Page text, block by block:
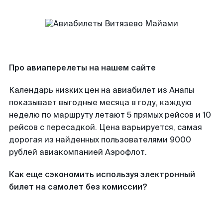
Про авиаперелеты на нашем сайте
Календарь низких цен на авиабилет из Анапы
показывает выгодные месяца в году, каждую
неделю по маршруту летают 5 прямых рейсов и 10
рейсов с пересадкой. Цена варьируется, самая
дорогая из найденных пользователями 9000
рублей авиакомпанией Аэрофлот.
Как еще сэкономить используя электронный
билет на самолет без комиссии?